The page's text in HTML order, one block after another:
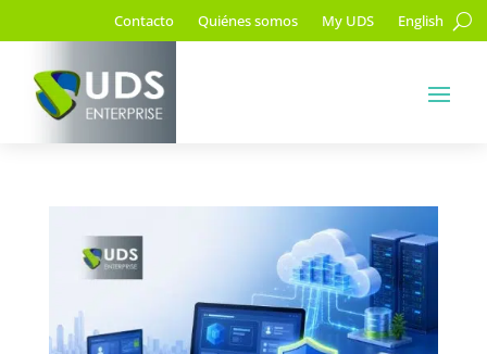
Contacto Quiénes somos My UDS English